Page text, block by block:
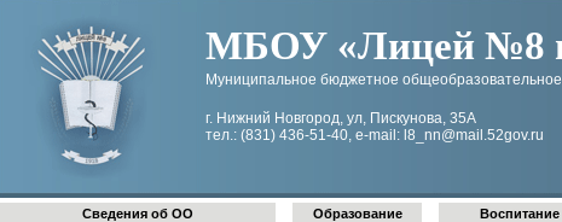
МБОУ «Лицей №8
Муниципальное бюджетное
г. Нижний Новгород, ул, Пискунова, 35А
тел.: (831) 436-51-40, e-mail: l8_nn@mail.52gov.ru
Сведения об ОО Образование Воспитание